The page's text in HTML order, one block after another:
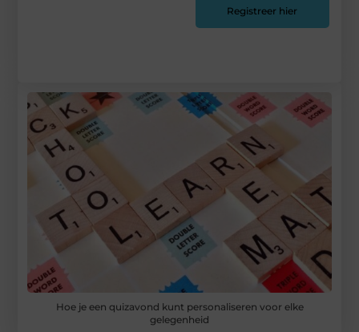
Hoe je een quizavond kunt personaliseren voor elke
gelegenheid
Registreer hier